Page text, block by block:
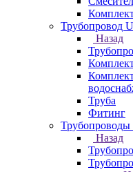
Трубопровод
Назад
Труба
Фитинг
Трубопроводы
Назад